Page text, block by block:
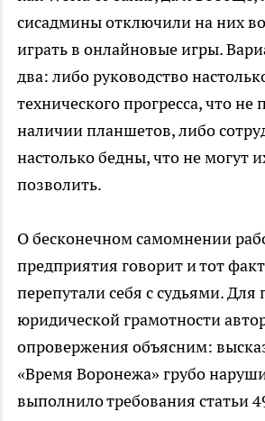
сисадмины отключили на них
играть в онлайновые игры.
два: либо руководство
технического прогресса, что не
наличии планшетов, либо
настолько бедны, что не могут
позволить.
О бесконечном самомнении
предприятия говорит и тот
перепутали себя с судьями.
юридической грамотности
опровержения объясним:
«Время Воронежа» грубо
выполнило требования статьи